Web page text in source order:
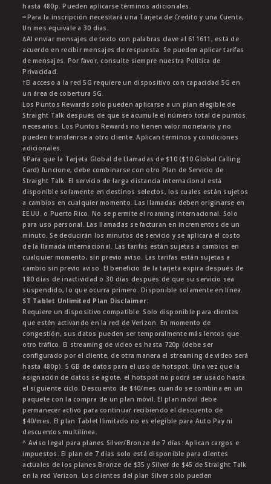
hasta 480p. Pueden aplicarse términos adicionales.
∞Para la inscripción necesitará una Tarjeta de Credito y una Cuenta,
Un mes equivale a 30 dias.
∆Al enviar mensajes de texto con palabras clave al 611611, está de
acuerdo en recibir mensajes de respuesta. Se pueden aplicar tarifas
de mensajes. Por favor, consulte siempre nuestra Política de
Privacidad.
†El acceso a la red 5G requiere un dispositivo con capacidad 5G en
un área de cobertura 5G.
Los Puntos Rewards solo pueden aplicarse a un plan elegible de
Straight Talk después de que se acumule el número total de puntos
necesarios. Los Puntos Rewards no tienen valor monetario y no
pueden transferirse a otro cliente. Aplican términos y condiciones
adicionales.
§Para que la Tarjeta Global de Llamadas de $10 ($10 Global Calling
Card) funcione, debe combinarse con otro Plan de Servicio de
Straight Talk. El servicio de larga distancia internacional está
disponible solamente en destinos selectos, los cuales están sujetos
a cambios en cualquier momento. Las llamadas deben originarse en
EE.UU. o Puerto Rico. No se permite el roaming internacional. Solo
para uso personal. Las llamadas se facturan en incrementos de un
minuto. Se deducirán los minutos de servicio y se aplicará el costo
de la llamada internacional. Las tarifas están sujetas a cambios en
cualquier momento, sin previo aviso. Las tarifas están sujetas a
cambio sin previo aviso. El beneficio de la tarjeta expira después de
180 días de inactividad o 30 días después de que su servicio sea
suspendido, lo que ocurra primero. Disponible solamente en línea.
ST Tablet Unlimited Plan Disclaimer:
Requiere un dispositivo compatible. Solo disponible para clientes
que estén activando en la red de Verizon. En momento de
congestión, sus datos pueden ser temporalmente más lentos que
otro tráfico. El streaming de video es hasta 720p (debe ser
configurado por el cliente, de otra manera el streaming de video será
hasta 480p). 5 GB de datos para el uso de hotspot. Una vez que la
asignación de datos se agote, el hotspot no podrá ser usado hasta
el siguiente ciclo. Descuento de $40/mes cuando se combina en un
paquete con la compra de un plan móvil. El plan móvil debe
permanecer activo para continuar recibiendo el descuento de
$40/mes. El plan Tablet Ilimitado no es elegible para Auto Pay ni
descuentos multilínea.
^ Aviso legal para planes Silver/Bronze de 7 días: Aplican cargos e
impuestos. El plan de 7 días solo está disponible para clientes
actuales de los planes Bronze de $35 y Silver de $45 de Straight Talk
en la red Verizon. Los clientes del plan Silver solo pueden